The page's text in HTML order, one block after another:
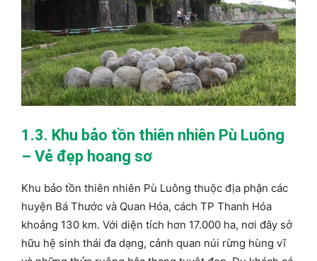
1.3. Khu bảo tồn thiên nhiên Pù Luông
– Vẻ đẹp hoang sơ
Khu bảo tồn thiên nhiên Pù Luông thuộc địa phận các
huyện Bá Thước và Quan Hóa, cách TP Thanh Hóa
khoảng 130 km. Với diện tích hơn 17.000 ha, nơi đây sở
hữu hệ sinh thái đa dạng, cảnh quan núi rừng hùng vĩ